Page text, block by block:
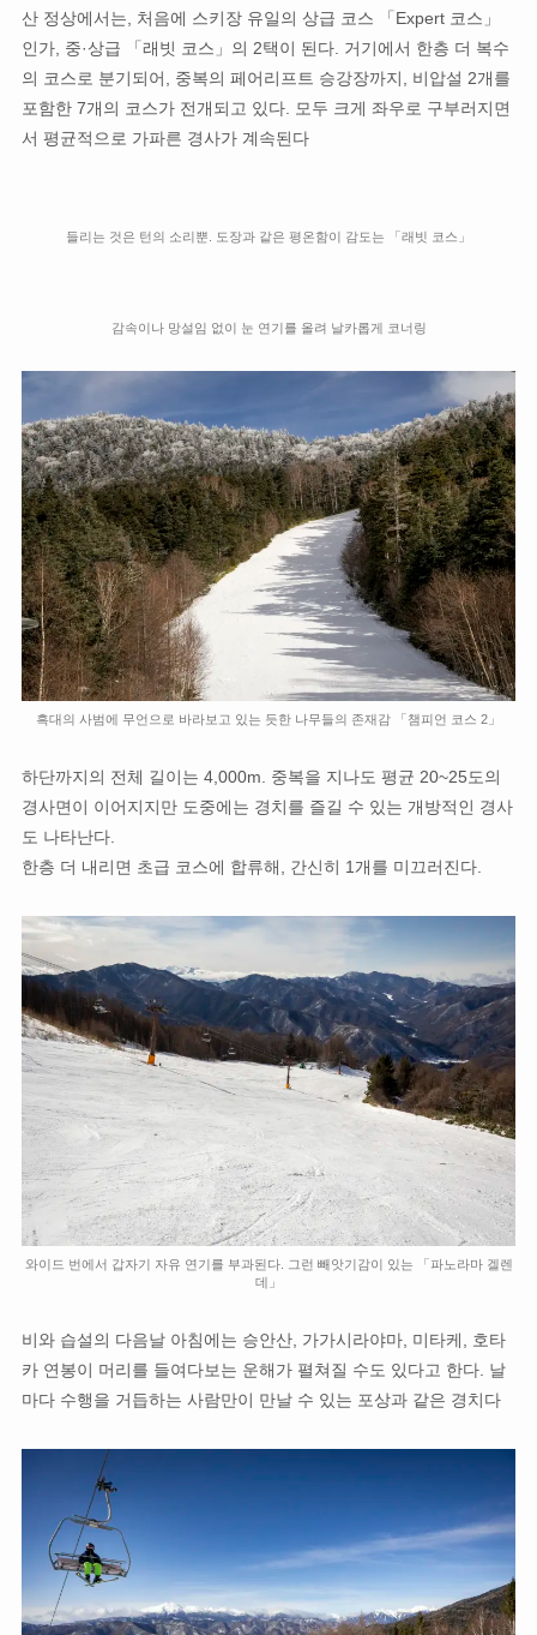
산 정상에서는, 처음에 스키장 유일의 상급 코스 「Expert 코스」
인가, 중·상급 「래빗 코스」의 2택이 된다. 거기에서 한층 더 복수
의 코스로 분기되어, 중복의 페어리프트 승강장까지, 비압설 2개를
포함한 7개의 코스가 전개되고 있다. 모두 크게 좌우로 구부러지면
서 평균적으로 가파른 경사가 계속된다
들리는 것은 턴의 소리뿐. 도장과 같은 평온함이 감도는 「래빗 코스」
감속이나 망설임 없이 눈 연기를 올려 날카롭게 코너링
흑대의 사범에 무언으로 바라보고 있는 듯한 나무들의 존재감 「챔피언 코스 2」
하단까지의 전체 길이는 4,000m. 중복을 지나도 평균 20~25도의
경사면이 이어지지만 도중에는 경치를 즐길 수 있는 개방적인 경사
도 나타난다.
한층 더 내리면 초급 코스에 합류해, 간신히 1개를 미끄러진다.
와이드 번에서 갑자기 자유 연기를 부과된다. 그런 빼앗기감이 있는 「파노라마 겔렌
데」
비와 습설의 다음날 아침에는 승안산, 가가시라야마, 미타케, 호타
카 연봉이 머리를 들여다보는 운해가 펼쳐질 수도 있다고 한다. 날
마다 수행을 거듭하는 사람만이 만날 수 있는 포상과 같은 경치다